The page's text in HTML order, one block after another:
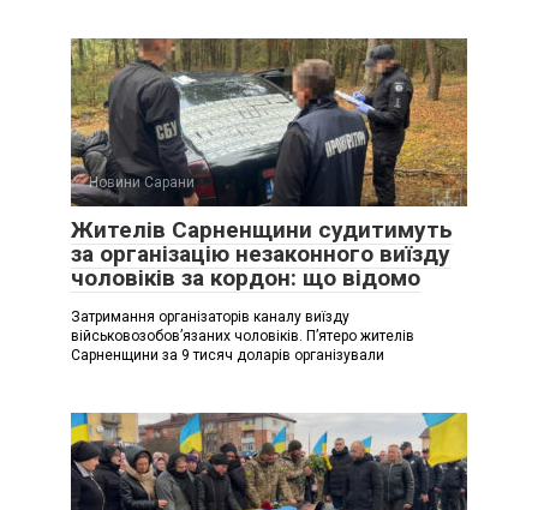
Новини Сарани
Жителів Сарненщини судитимуть
за організацію незаконного виїзду
чоловіків за кордон: що відомо
Затримання організаторів каналу виїзду
військовозобовʼязаних чоловіків. Пʼятеро жителів
Сарненщини за 9 тисяч доларів організували